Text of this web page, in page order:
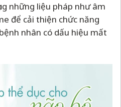
những liệu pháp như âm
để cải thiện chức năng
nhân có dấu hiệu mất